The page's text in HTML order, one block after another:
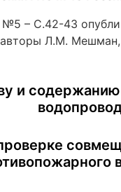
– С.42-43
Л.М.
и